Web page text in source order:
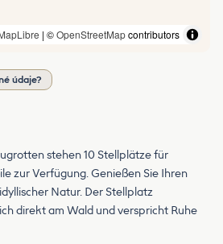
| ©OpenStreetMapcontributors
údaje?
stehen 10 Stellplätze für
zur Verfügung. Genießen Sie Ihren
Natur. Der Stellplatz
direkt am Wald und verspricht Ruhe